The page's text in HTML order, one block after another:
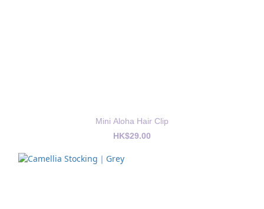
Mini Aloha Hair Clip
HK$29.00